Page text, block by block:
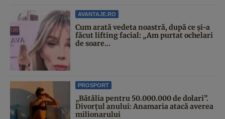
AVANTAJE.RO
Cum arată vedeta noastră, după ce și-a
făcut lifting facial: „Am purtat ochelari
de soare...
PROSPORT
„Bătălia pentru 50.000.000 de dolari”.
Divorțul anului: Anamaria atacă averea
milionarului